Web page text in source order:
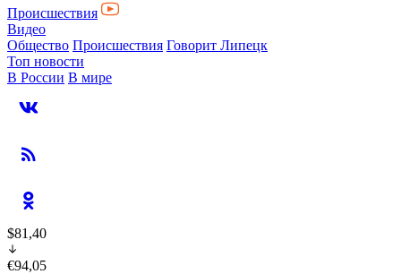
Происшествия
Видео
Общество Происшествия Говорит Липецк
Топ новости
В России В мире
$81,40
€94,05